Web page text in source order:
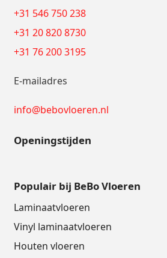
+31 546 750 238
+31 20 820 8730
+31 76 200 3195
E-mailadres
info@bebovloeren.nl
Openingstijden
Populair bij BeBo Vloeren
Laminaatvloeren
Vinyl laminaatvloeren
Houten vloeren